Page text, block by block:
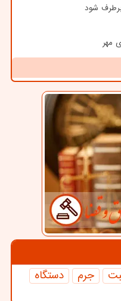
شود
مهر
جرم
دستگاه